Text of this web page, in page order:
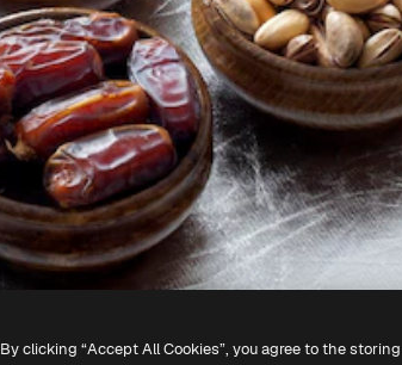
By clicking “Accept All Cookies”, you agree to the